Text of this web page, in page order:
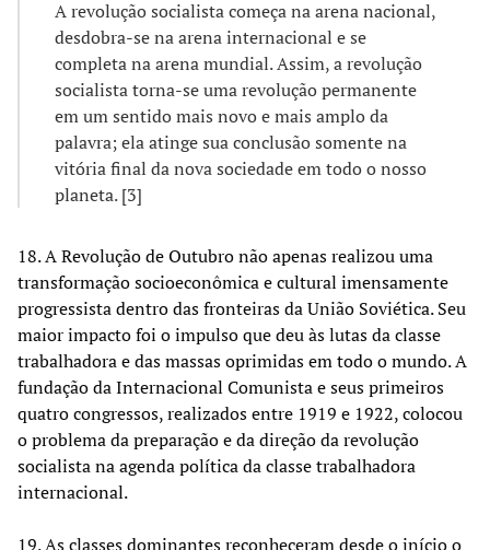
A revolução socialista começa na arena nacional,
desdobra-se na arena internacional e se
completa na arena mundial. Assim, a revolução
socialista torna-se uma revolução permanente
em um sentido mais novo e mais amplo da
palavra; ela atinge sua conclusão somente na
vitória final da nova sociedade em todo o nosso
planeta. [3]
18. A Revolução de Outubro não apenas realizou uma
transformação socioeconômica e cultural imensamente
progressista dentro das fronteiras da União Soviética. Seu
maior impacto foi o impulso que deu às lutas da classe
trabalhadora e das massas oprimidas em todo o mundo. A
fundação da Internacional Comunista e seus primeiros
quatro congressos, realizados entre 1919 e 1922, colocou
o problema da preparação e da direção da revolução
socialista na agenda política da classe trabalhadora
internacional.
19. As classes dominantes reconheceram desde o início o